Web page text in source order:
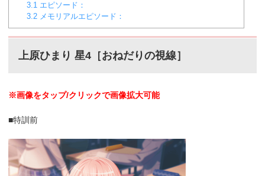
3.1 エピソード：
3.2 メモリアルエピソード：
上原ひまり 星4［おねだりの視線］
※画像をタップ/クリックで画像拡大可能
■特訓前